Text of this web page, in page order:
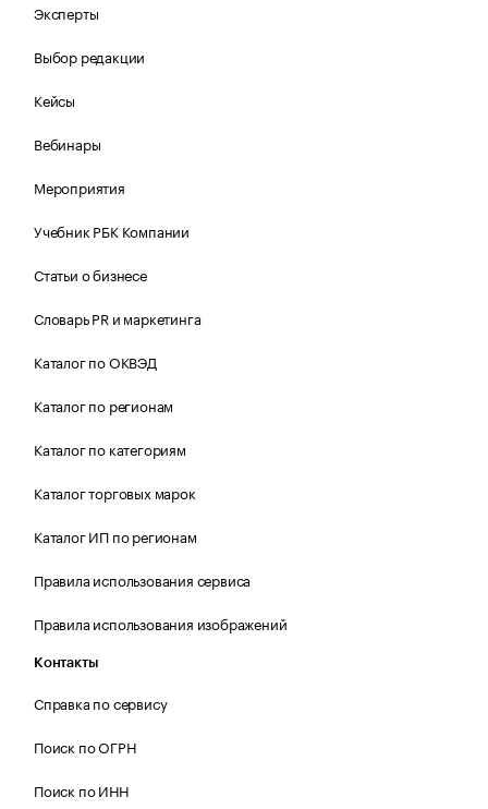
Эксперты
Выбор редакции
Кейсы
Вебинары
Мероприятия
Учебник РБК Компании
Статьи о бизнесе
Словарь PR и маркетинга
Каталог по ОКВЭД
Каталог по регионам
Каталог по категориям
Каталог торговых марок
Каталог ИП по регионам
Правила использования сервиса
Правила использования изображений
Контакты
Справка по сервису
Поиск по ОГРН
Поиск по ИНН